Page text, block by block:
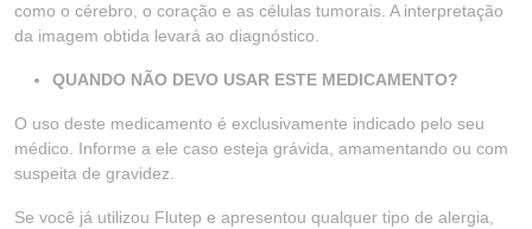
como o cérebro, o coração e as células tumorais. A interpretação
da imagem obtida levará ao diagnóstico.
QUANDO NÃO DEVO USAR ESTE MEDICAMENTO?
O uso deste medicamento é exclusivamente indicado pelo seu
médico. Informe a ele caso esteja grávida, amamentando ou com
suspeita de gravidez.
Se você já utilizou Flutep e apresentou qualquer tipo de alergia,